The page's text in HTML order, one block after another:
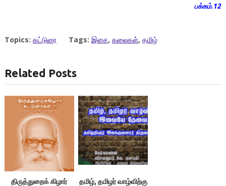
பக்கம்.12
Topics: கட்டுரை Tags: இசை, கலைகள், தமிழ்
Related Posts
திருத்துறைக் கிழார்
தமிழ், தமிழர் வாழ்விற்கு